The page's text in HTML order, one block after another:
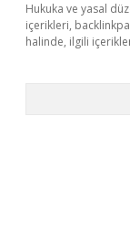
Hukuka ve yasal
içerikleri,
halinde, ilgili